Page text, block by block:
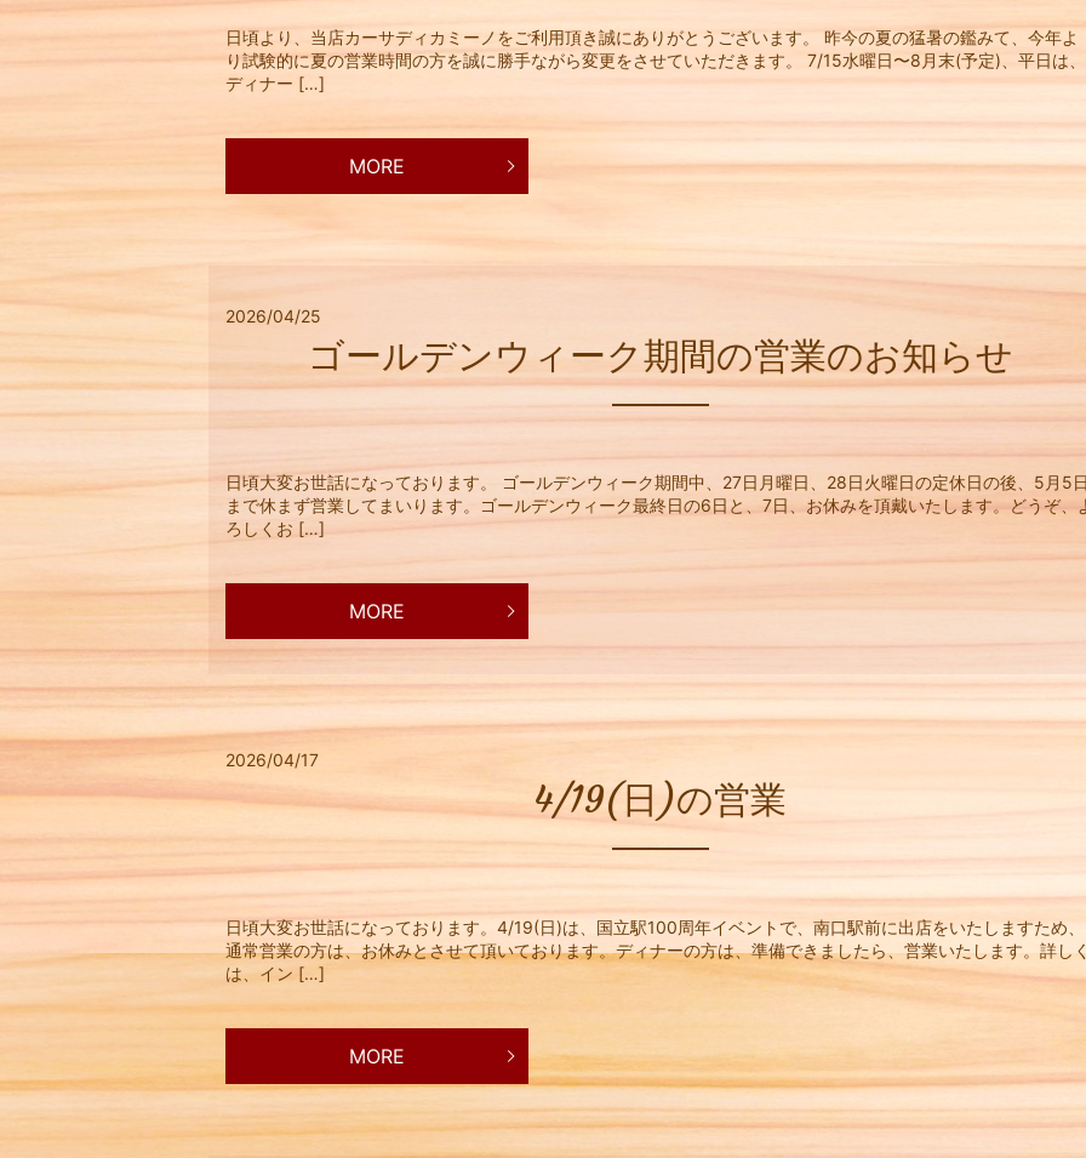
日頃より、当店カーサディカミーノをご利用頂き誠にありがとうございます。 昨今の夏の猛暑の鑑みて、今年よ
り試験的に夏の営業時間の方を誠に勝手ながら変更をさせていただきます。 7/15水曜日〜8月末(予定)、平日は、
ディナー […]
MORE
2026/04/25
ゴールデンウィーク期間の営業のお知らせ
日頃大変お世話になっております。 ゴールデンウィーク期間中、27日月曜日、28日火曜日の定休日の後、5月5
まで休まず営業してまいります。ゴールデンウィーク最終日の6日と、7日、お休みを頂戴いたします。どうぞ、
ろしくお […]
MORE
2026/04/17
4/19(日)の営業
日頃大変お世話になっております。4/19(日)は、国立駅100周年イベントで、南口駅前に出店をいたしますため、
通常営業の方は、お休みとさせて頂いております。ディナーの方は、準備できましたら、営業いたします。詳し
は、イン […]
MORE